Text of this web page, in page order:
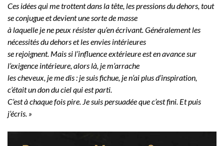
Ces idées qui me trottent dans la tête, les pressions du dehors, tout
se conjugue et devient une sorte de masse
à laquelle je ne peux résister qu’en écrivant. Généralement les
nécessités du dehors et les envies intérieures
se rejoignent. Mais si l’influence extérieure est en avance sur
l’exigence intérieure, alors là, je m’arrache
les cheveux, je me dis : je suis fichue, je n’ai plus d’inspiration,
c’était un don du ciel qui est parti.
C’est à chaque fois pire. Je suis persuadée que c’est fini. Et puis
j’écris. »